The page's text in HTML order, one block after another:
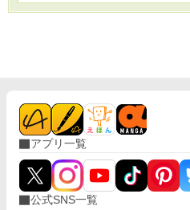
アプリ一覧
公式SNS一覧